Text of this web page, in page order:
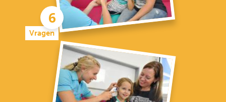
Vragen